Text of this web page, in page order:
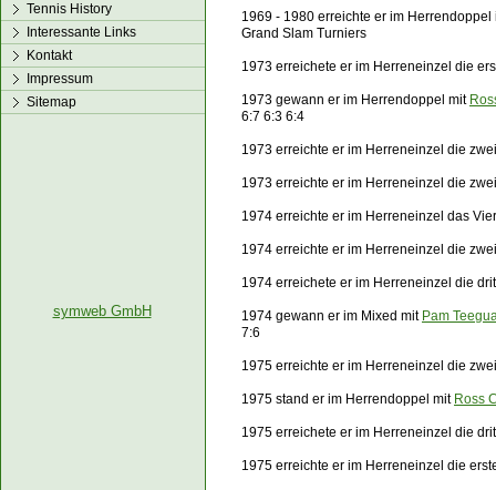
1969 - 1980 erreichte er im
Grand Slam Turniers
1973 erreichete er im Herreneinzel die
1973 gewann er im Herrendoppel mit
6:7 6:3 6:4
1973 erreichte er im Herreneinzel die
1973 erreichte er im Herreneinzel die
1974 erreichte er im Herreneinzel das
1974 erreichte er im Herreneinzel die
1974 erreichete er im Herreneinzel die
1974 gewann er im Mixed mit Pam
7:6
1975 erreichte er im Herreneinzel die
1975 stand er im Herrendoppel mit Ross
1975 erreichete er im Herreneinzel die
1975 erreichte er im Herreneinzel die
Tennis History
Interessante Links
Kontakt
Impressum
Sitemap
symweb GmbH